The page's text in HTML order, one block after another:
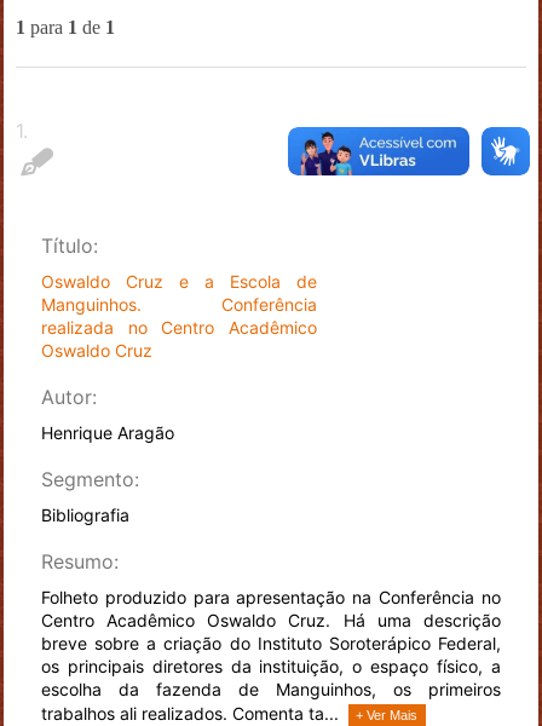
1 para 1 de 1
1.
Título:
Oswaldo Cruz e a Escola de
Manguinhos. Conferência
realizada no Centro Acadêmico
Oswaldo Cruz
Autor:
Henrique Aragão
Segmento:
Bibliografia
Resumo:
Folheto produzido para apresentação na Conferência no
Centro Acadêmico Oswaldo Cruz. Há uma descrição
breve sobre a criação do Instituto Soroterápico Federal,
os principais diretores da instituição, o espaço físico, a
escolha da fazenda de Manguinhos, os primeiros
trabalhos ali realizados. Comenta ta...
+ Ver Mais